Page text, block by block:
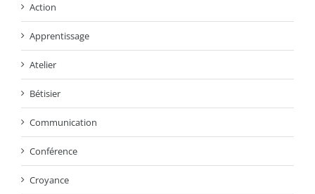
Action
Apprentissage
Atelier
Bétisier
Communication
Conférence
Croyance